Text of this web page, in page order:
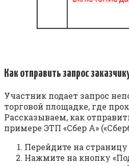
Как отправить запрос
Участник подает запрос
торговой площадке, где
Рассказываем, как
примере ЭТП «Сбер А»
Перейдите на
Нажмите на кнопку